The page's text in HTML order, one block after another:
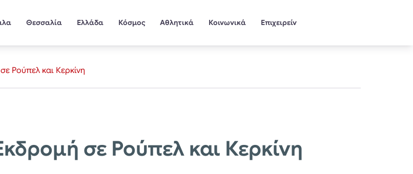
Θεσσαλία Ελλάδα Κόσμος Αθλητικά Κοινωνικά Επιχειρείν
Ρούπελ και Κερκίνη
σε Ρούπελ και Κερκίνη